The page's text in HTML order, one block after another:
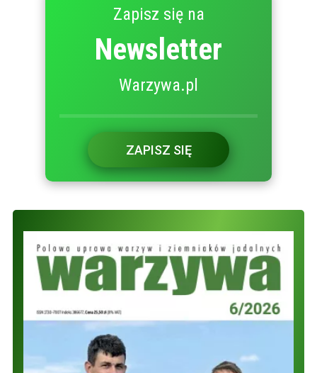
Zapisz się na
Newsletter
Warzywa.pl
ZAPISZ SIĘ